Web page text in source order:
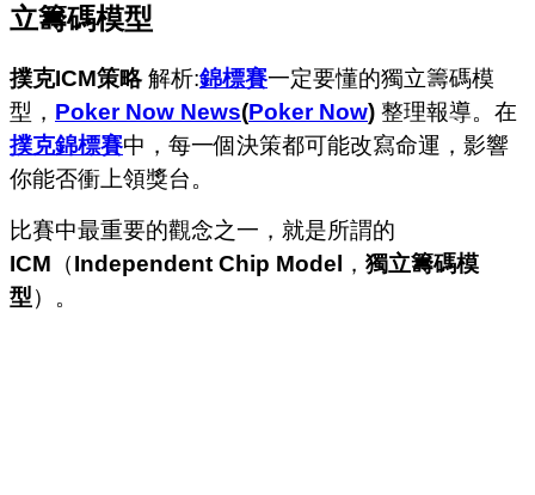
立籌碼模型
撲克ICM策略解析:錦標賽一定要懂的獨立籌碼模
型， Poker Now News(Poker Now) 整理報導。在
撲克錦標賽中，每一個決策都可能改寫命運，影響
你能否衝上領獎台。
比賽中最重要的觀念之一，就是所謂的
ICM （Independent Chip Model ， 獨立籌碼模
型）。